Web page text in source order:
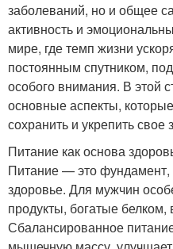
заболеваний, но и общее
активность и
мире, где темп жизни
постоянным спутником,
особого внимания. В этой
основные аспекты,
сохранить и укрепить свое
Питание как основа
Питание — это фундамент,
здоровье. Для мужчин
продукты, богатые
Сбалансированное